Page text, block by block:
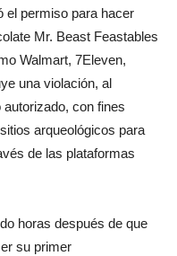
el permiso para hacer
Mr. Beast Feastables
Walmart, 7Eleven,
una violación, al
con fines
arqueológicos para
de las plataformas
horas después de que
su primer